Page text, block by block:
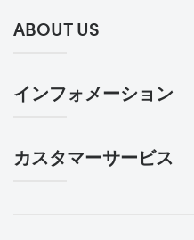
ABOUT US
インフォメーション
カスタマーサービス